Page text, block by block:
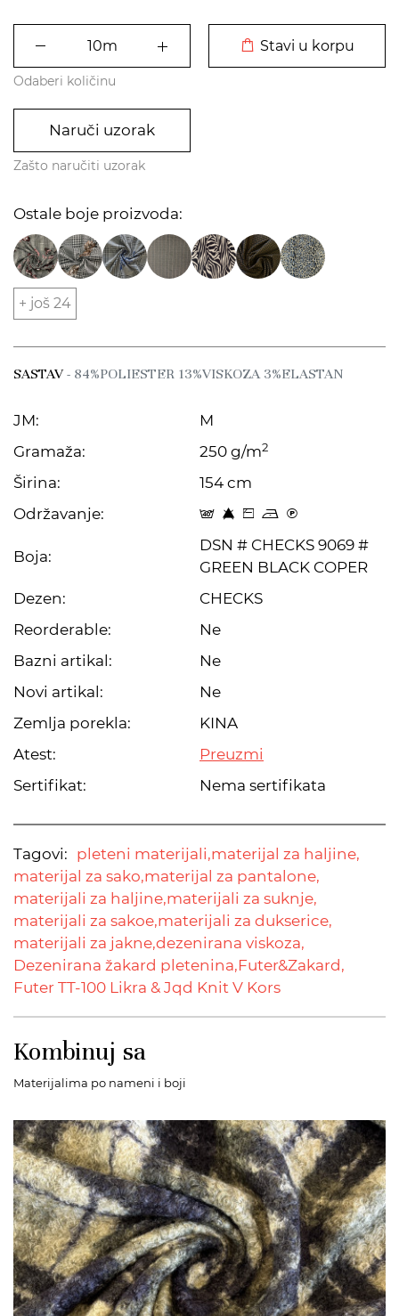
Stavi u korpu
Odaberi količinu
Naruči uzorak
Zašto naručiti uzorak
Ostale boje proizvoda:
+ još 24
SASTAV- 84%POLIESTER 13%VISKOZA 3%ELASTAN
JM:
M
Gramaža:
250 g/m2
Širina:
154 cm
Održavanje:
t 8 Z o C
Boja:
DSN # CHECKS 9069 #
GREEN BLACK COPER
Dezen:
CHECKS
Reorderable:
Ne
Bazni artikal:
Ne
Novi artikal:
Ne
Zemlja porekla:
KINA
Atest:
Preuzmi
Sertifikat:
Nema sertifikata
Tagovi: pleteni materijali,materijal za haljine,
materijal za sako,materijal za pantalone,
materijali za haljine,materijali za suknje,
materijali za sakoe,materijali za dukserice,
materijali za jakne,dezenirana viskoza,
Dezenirana žakard pletenina,Futer&Zakard,
Futer TT-100 Likra & Jqd Knit V Kors
Kombinuj sa
Materijalima po nameni i boji